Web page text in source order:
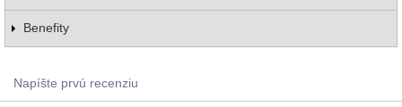
Benefity
Napíšte prvú recenziu